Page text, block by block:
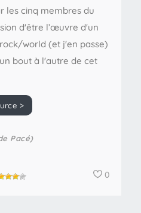
les cinq membres du
d'être l’œuvre d'un
world (et j'en passe)
bout à l'autre de cet
>
Pacé)
0